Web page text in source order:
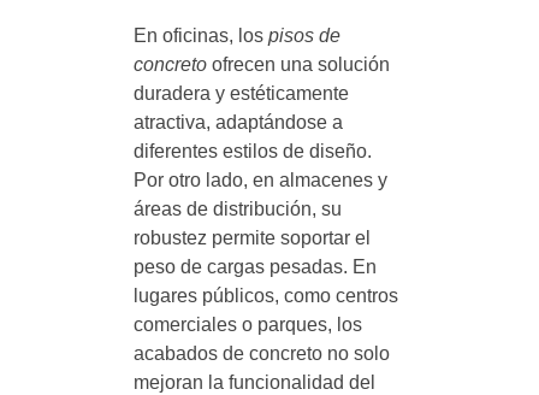
En oficinas, los pisos de
concretoofrecen una solución
duradera y estéticamente
atractiva, adaptándose a
diferentes estilos de diseño.
Por otro lado, en almacenes y
áreas de distribución, su
robustez permite soportar el
peso de cargas pesadas. En
lugares públicos, como centros
comerciales o parques, los
acabados de concreto no solo
mejoran la funcionalidad del